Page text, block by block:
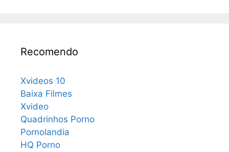
Recomendo
Xvideos 10
Baixa Filmes
Xvideo
Quadrinhos Porno
Pornolandia
HQ Porno